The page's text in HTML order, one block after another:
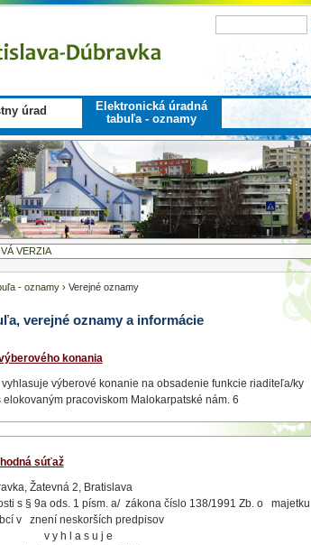
úrad
Elektronická úradná
tabuľa - oznamy
VERZIA
- oznamy› Verejné oznamy
verejné oznamy a informácie
konania
výberové konanie na obsadenie funkcie riaditeľa/ky
pracoviskom Malokarpatské nám. 6
súťaž
Žatevná 2, Bratislava
s § 9a ods. 1 písm. a/ zákona číslo 138/1991 Zb. o majetku
v znení neskorších predpisov
v y h l a s u j e